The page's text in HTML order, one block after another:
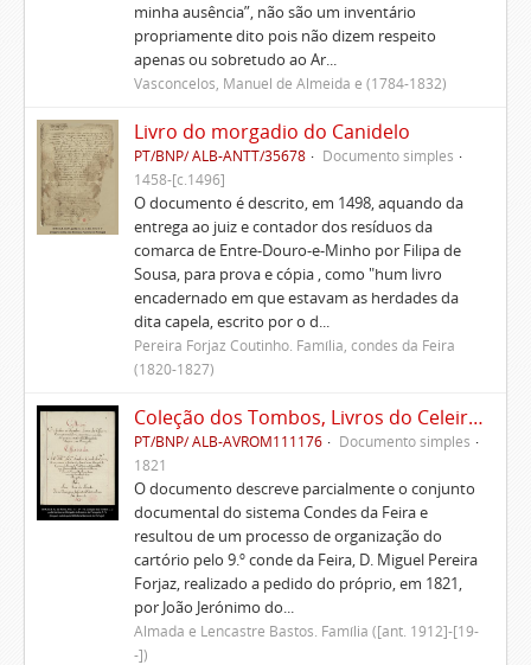
minha ausência”, não são um inventário
propriamente dito pois não dizem respeito
apenas ou sobretudo ao Ar...
Vasconcelos, Manuel de Almeida e (1784-1832)
Livro do morgadio do Canidelo
PT/BNP/ ALB-ANTT/35678
Documento simples
1458-[c.1496]
O documento é descrito, em 1498, aquando da
entrega ao juiz e contador dos resíduos da
comarca de Entre-Douro-e-Minho por Filipa de
Sousa, para prova e cópia , como "hum livro
encadernado em que estavam as herdades da
dita capela, escrito por o d...
Pereira Forjaz Coutinho. Família, condes da Feira
(1820-1827)
Coleção dos Tombos, Livros do Celeiro, Escrituras, Documentos e títulos pertencentes ao Morgado de Freiriz e de Penegate
PT/BNP/ ALB-AVROM111176
Documento simples
1821
O documento descreve parcialmente o conjunto
documental do sistema Condes da Feira e
resultou de um processo de organização do
cartório pelo 9.º conde da Feira, D. Miguel Pereira
Forjaz, realizado a pedido do próprio, em 1821,
por João Jerónimo do...
Almada e Lencastre Bastos. Família ([ant. 1912]-[19-
-])